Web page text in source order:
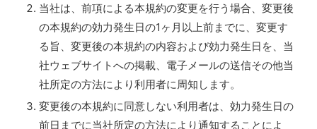
当社は、前項による本規約の変更を行う場合、変更後
の本規約の効力発生日の1ヶ月以上前までに、変更す
る旨、変更後の本規約の内容および効力発生日を、当
社ウェブサイトへの掲載、電子メールの送信その他当
社所定の方法により利用者に周知します。
変更後の本規約に同意しない利用者は、効力発生日の
前日までに当社所定の方法により通知することによ